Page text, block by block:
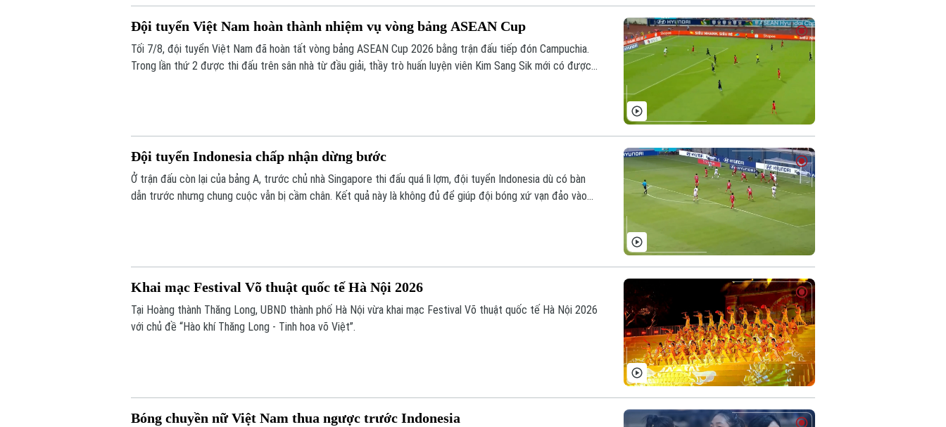
Đội tuyển Việt Nam hoàn thành nhiệm vụ vòng bảng ASEAN Cup
Tối 7/8, đội tuyển Việt Nam đã hoàn tất vòng bảng ASEAN Cup 2026 bằng trận đấu tiếp đón Campuchia.
Trong lần thứ 2 được thi đấu trên sân nhà từ đầu giải, thầy trò huấn luyện viên Kim Sang Sik mới có được
Đội tuyển Indonesia chấp nhận dừng bước
Ở trận đấu còn lại của bảng A, trước chủ nhà Singapore thi đấu quá lì lợm, đội tuyển Indonesia dù có bàn
dẫn trước nhưng chung cuộc vẫn bị cầm chân. Kết quả này là không đủ để giúp đội bóng xứ vạn đảo vào
Khai mạc Festival Võ thuật quốc tế Hà Nội 2026
Tại Hoàng thành Thăng Long, UBND thành phố Hà Nội vừa khai mạc Festival Võ thuật quốc tế Hà Nội 2026
với chủ đề “Hào khí Thăng Long - Tinh hoa võ Việt”.
Bóng chuyền nữ Việt Nam thua ngược trước Indonesia